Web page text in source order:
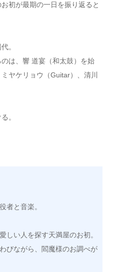
初が最期の一日を振り返ると
。
は、響 道宴（和太鼓）を始
ヤケリョウ（Guitar）、清川
。
者と音楽。
しい人を探す天満屋のお初。
びながら、閻魔様のお調べが